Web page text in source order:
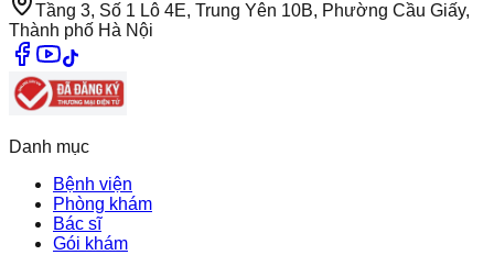
Tầng 3, Số 1 Lô 4E, Trung Yên 10B, Phường Cầu Giấy,
Thành phố Hà Nội
Danh mục
Bệnh viện
Phòng khám
Bác sĩ
Gói khám